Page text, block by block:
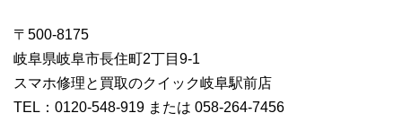
〒500-8175
岐阜県岐阜市長住町2丁目9-1
スマホ修理と買取のクイック岐阜駅前店
TEL：0120-548-919 または 058-264-7456